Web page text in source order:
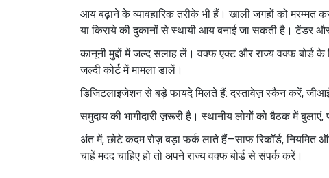
आय बढ़ाने के व्यावहारिक तरीके भी हैं। खाली जगहों को मरम्मत
या किराये की दुकानों से स्थायी आय बनाई जा सकती है। टेंडर और
कानूनी मुद्दों में जल्द सलाह लें। वक्फ एक्ट और राज्य वक्फ बोर्ड
जल्दी कोर्ट में मामला डालें।
डिजिटलाइजेशन से बड़े फायदे मिलते हैं: दस्तावेज़ स्कैन करें,
समुदाय की भागीदारी ज़रूरी है। स्थानीय लोगों को बैठक में
अंत में, छोटे कदम रोज़ बड़ा फर्क लाते हैं—साफ रिकॉर्ड,
चाहें मदद चाहिए हो तो अपने राज्य वक्फ बोर्ड से संपर्क करें।